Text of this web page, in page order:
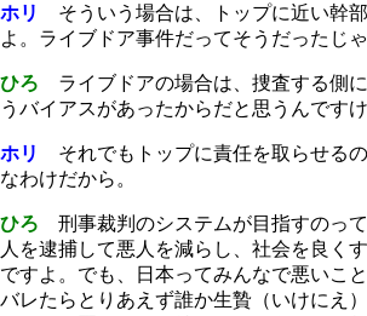
ホリ
そういう場合は、トップに近い幹
よ。ライブドア事件だってそうだったじゃ
ひろ ライブドアの場合は、捜査する側
うバイアスがあったからだと思うんですけ
ホリ
それでもトップに責任を取らせるの
なわけだから。
ひろ 刑事裁判のシステムが目指すのっ
人を逮捕して悪人を減らし、社会を良く
ですよ。でも、日本ってみんなで悪いこ
バレたらとりあえず誰か生贄（いけにえ